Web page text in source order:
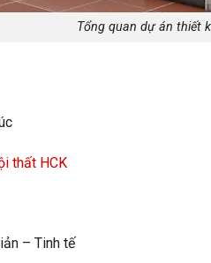
Tổng quan dự án thiết
thất HCK
– Tinh tế